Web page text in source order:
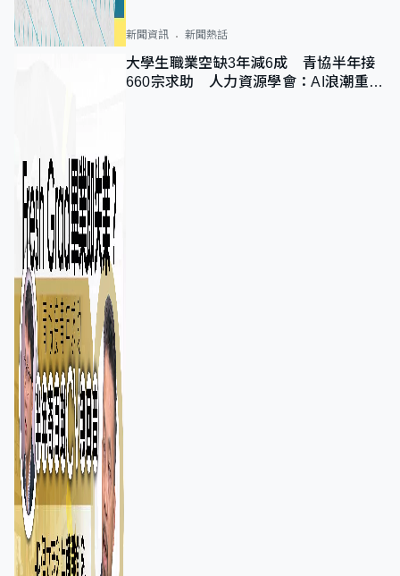
新聞資訊 新聞熱話
大學生職業空缺3年減6成 青協半年接
660宗求助 人力資源學會：AI浪潮重整